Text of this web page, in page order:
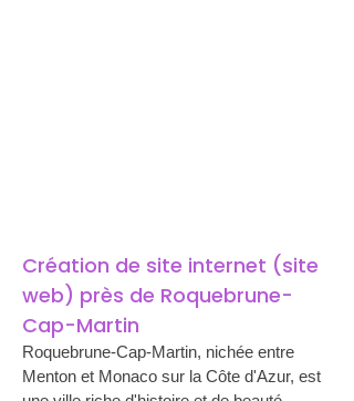
Création de site internet (site
web) près de Roquebrune-
Cap-Martin
Roquebrune-Cap-Martin, nichée entre
Menton et Monaco sur la Côte d'Azur, est